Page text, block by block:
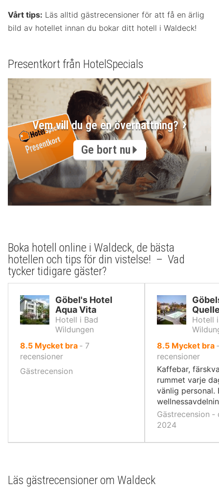
Vårt tips: Läs alltid gästrecensioner för att få en ärlig
bild av hotellet innan du bokar ditt hotell i Waldeck!
Presentkort från HotelSpecials
Vem vill du ge en övernattning?
Ge bort nu
Boka hotell online i Waldeck, de bästa
hotellen och tips för din vistelse! – Vad
tycker tidigare gäster?
Göbel's Hotel
Aqua Vita
Hotell i Bad
Wildungen
8.5av
10,
Mycket bra ‐ 7
recensioner
Gästrecension
Hotell
8.5av
10,
Mycket bra
recensioner
Kaffebar,
rummet varje
vänlig personal.
Gästrecension ‐
2024
Läs gästrecensioner om Waldeck